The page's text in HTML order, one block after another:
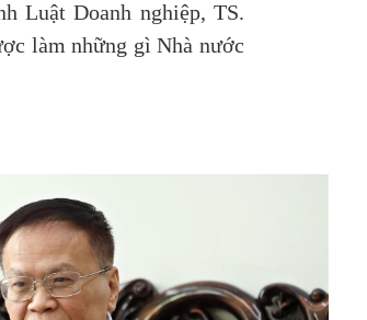
Luật Doanh nghiệp, TS.
làm những gì Nhà nước